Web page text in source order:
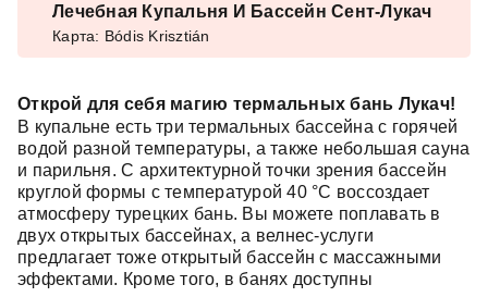
Лечебная Купальня И Бассейн Сент-Лукач
Карта: Bódis Krisztián
Открой для себя магию термальных бань Лукач!
В купальне есть три термальных бассейна с горячей
водой разной температуры, а также небольшая сауна
и парильня. С архитектурной точки зрения бассейн
круглой формы с температурой 40 °C воссоздает
атмосферу турецких бань. Вы можете поплавать в
двух открытых бассейнах, а велнес-услуги
предлагает тоже открытый бассейн с массажными
эффектами. Кроме того, в банях доступны